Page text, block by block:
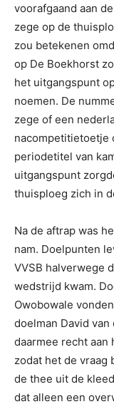
voorafgaand aan
zege op de
zou betekenen
op De Boekhorst
het uitgangspunt
noemen. De
zege of een
nacompetitietoetje
periodetitel van
uitgangspunt
thuisploeg zich in
Na de aftrap was
nam. Doelpunten
VVSB halverwege
wedstrijd kwam.
Owobowale
doelman David
daarmee recht
zodat het de vraag
de thee uit de
dat alleen een